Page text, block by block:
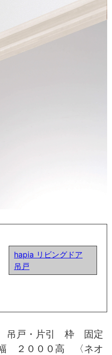
hapia リビングドア
吊戸
吊戸・片引 枠 固定
２０００高 〈ネオ